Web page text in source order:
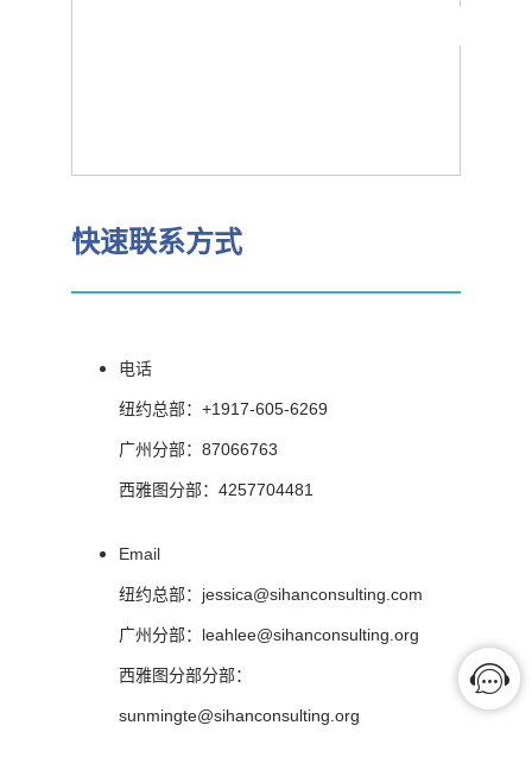
快速联系方式
电话
纽约总部：+1917-605-6269
广州分部：87066763
西雅图分部：4257704481
Email
纽约总部：jessica@sihanconsulting.com
广州分部：leahlee@sihanconsulting.org
西雅图分部分部：
sunmingte@sihanconsulting.org